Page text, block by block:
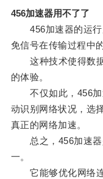
456加速器用不了了
456加速器的运行
免信号在传输过程中
这种技术使得数据
的体验。
不仅如此，456加
动识别网络状况，选
真正的网络加速。
总之，456加速器
一。
它能够优化网络连